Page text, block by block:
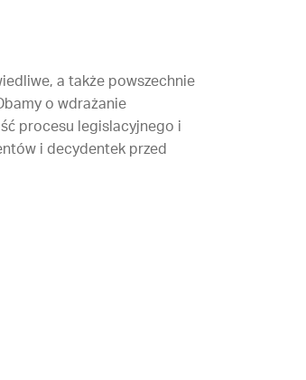
a także powszechnie
o wdrażanie
procesu legislacyjnego i
i decydentek przed